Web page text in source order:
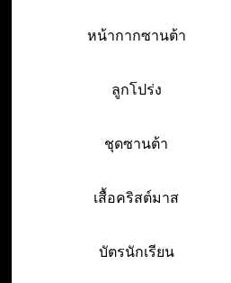
หน้ากากซานต้า
ลูกโปร่ง
ชุดซานต้า
เสื้อคริสต์มาส
บัตรนักเรียน